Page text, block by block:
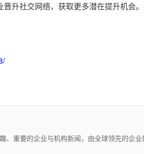
升社交网络，获取更多潜在提升机会
、重要的企业与机构新闻，由全球领先的企